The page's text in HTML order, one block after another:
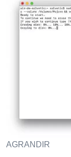
AGRANDIR